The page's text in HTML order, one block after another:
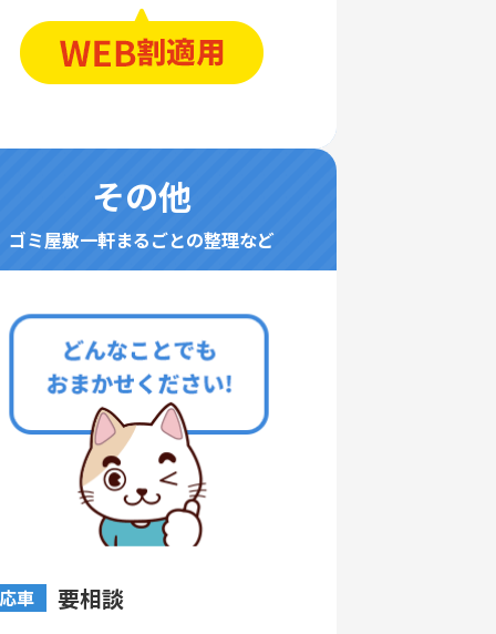
その他
ゴミ屋敷一軒まるごとの整理など
車 要相談